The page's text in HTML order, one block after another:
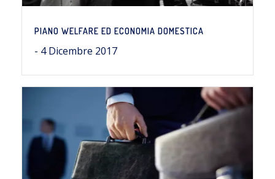
PIANO WELFARE ED ECONOMIA DOMESTICA
- 4 Dicembre 2017